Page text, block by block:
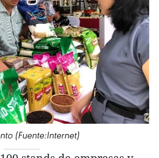
(Fuente:Internet)